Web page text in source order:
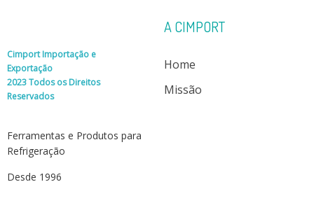
Cimport Importação e
Exportação
2023 Todos os Direitos
Reservados
Ferramentas e Produtos para
Refrigeração
Desde 1996
A CIMPORT
Home
Missão